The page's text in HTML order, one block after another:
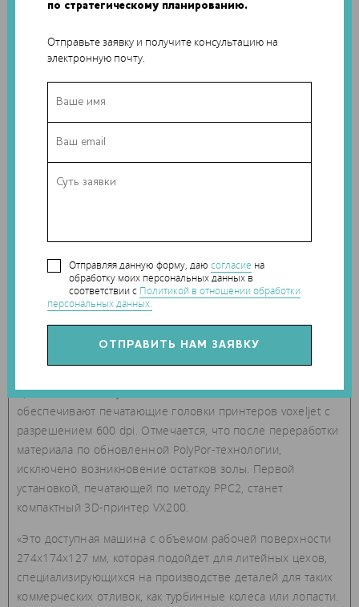
по стратегическому планированию.
Отправьте заявку и получите консультацию на
электронную почту.
Отправляя данную форму, даюсогласие на
обработку моих персональных данных в
соответствии с Политикой в отношении обработки
персональных данных.
объединении со следующим слоем путем использования
связующего материала PolyPor. Новый метод, который
прототипов для литья по выплавляемым моделям,
поверхность отпечатанных прототипов стала более
В компании говорят, что такие преимущества
PMMA размером 37 мкм, который позволяет установке
Кроме того, высокую точность и качество печати
обеспечивают печатающие головки принтеров voxeljet с
разрешением 600 dpi. Отмечается, что после переработки
материала по обновленной PolyPor-технологии,
исключено возникновение остатков золы. Первой
установкой, печатающей по методу PPC2, станет
компактный 3D-принтер VX200.
«Это доступная машина с объемом рабочей поверхности
274x174x127 мм, которая подойдет для литейных цехов,
специализирующихся на производстве деталей для таких
коммерческих отливок, как турбинные колеса или лопасти.